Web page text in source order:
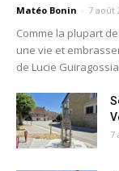
Matéo Bonin - 7 août
Comme la plupart
une vie et
de Lucie
7